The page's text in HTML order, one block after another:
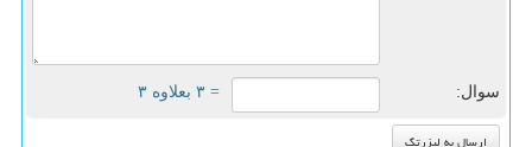
سوال: = ۳ بعلاوه ۳